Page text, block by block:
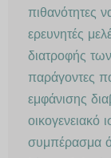
πιθανότητες
ερευνητές
διατροφής
παράγοντες
εμφάνισης
οικογενειακό
συμπέρασμα